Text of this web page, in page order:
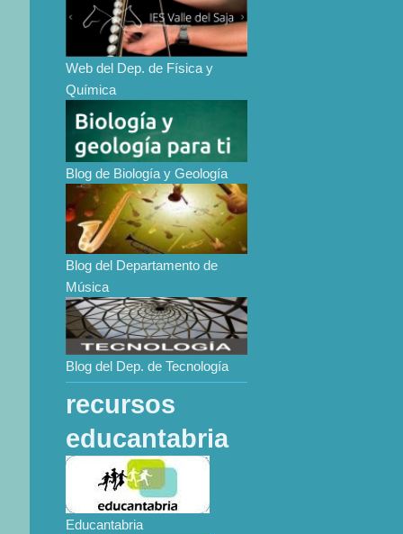
Web del Dep. de Física y
Química
Blog de Biología y Geología
Blog del Departamento de
Música
Blog del Dep. de Tecnología
recursos
educantabria
Educantabria